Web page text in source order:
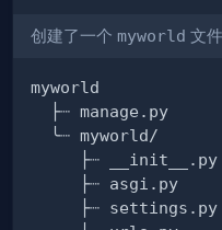
创建了一个 myworld 文